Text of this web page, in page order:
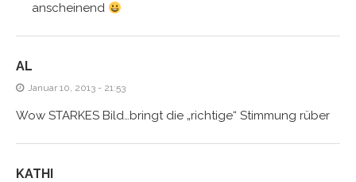
anscheinend
AL
Januar 10, 2013 - 21:53
Wow STARKES Bild…bringt die „richtige“ Stimmung rüber
KATHI